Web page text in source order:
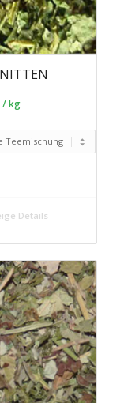
/kg
Details